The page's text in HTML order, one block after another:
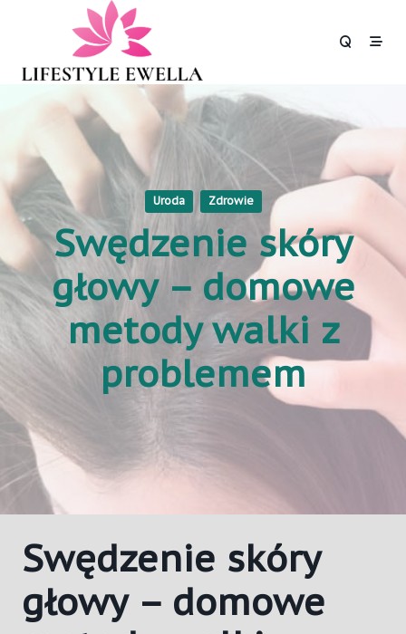
Uroda Zdrowie
Swędzenie skóry
głowy – domowe
metody walki z
problemem
Swędzenie skóry
głowy – domowe